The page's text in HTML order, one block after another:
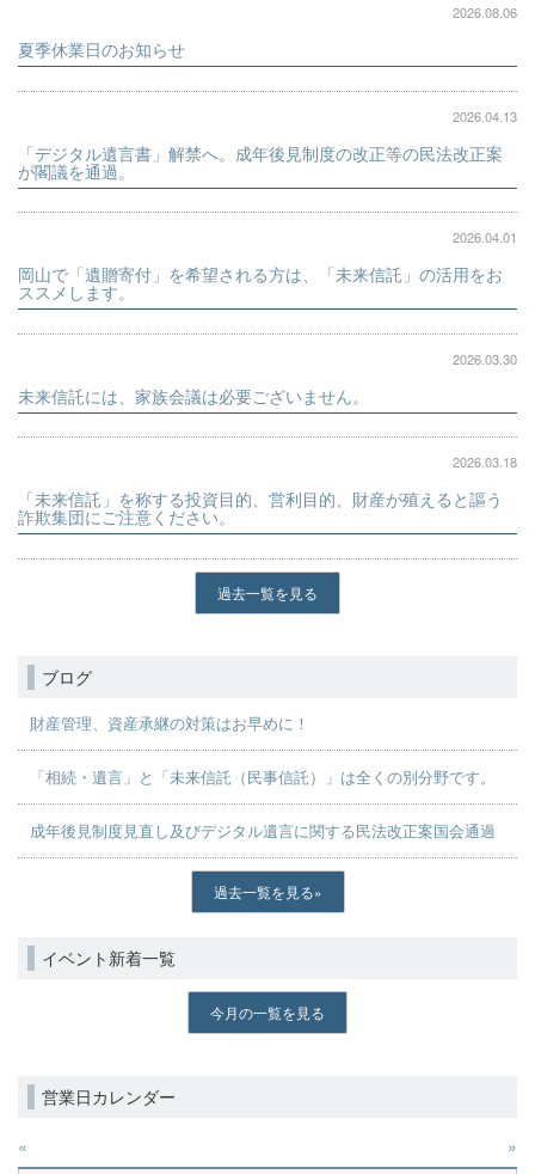
2026.08.06
夏季休業日のお知らせ
2026.04.13
「デジタル遺言書」解禁へ。成年後見制度の改正等の民法改正案
が閣議を通過。
2026.04.01
岡山で「遺贈寄付」を希望される方は、「未来信託」の活用をお
ススメします。
2026.03.30
未来信託には、家族会議は必要ございません。
2026.03.18
「未来信託」を称する投資目的、営利目的、財産が殖えると謳う
詐欺集団にご注意ください。
過去一覧を見る
ブログ
財産管理、資産承継の対策はお早めに！
「相続・遺言」と「未来信託（民事信託）」は全くの別分野です。
成年後見制度見直し及びデジタル遺言に関する民法改正案国会通過
過去一覧を見る
イベント新着一覧
今月の一覧を見る
営業日カレンダー
« »